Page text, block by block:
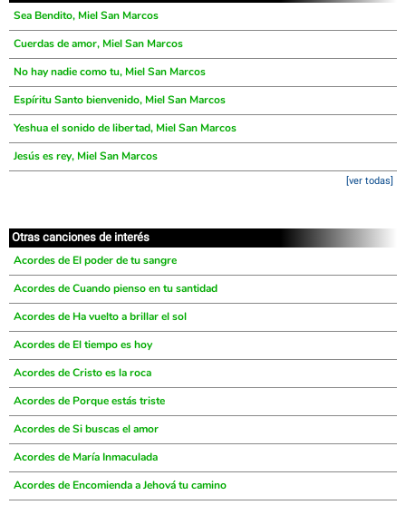
Sea Bendito, Miel San Marcos
Cuerdas de amor, Miel San Marcos
No hay nadie como tu, Miel San Marcos
Espíritu Santo bienvenido, Miel San Marcos
Yeshua el sonido de libertad, Miel San Marcos
Jesús es rey, Miel San Marcos
[ver todas]
Otras canciones de interés
Acordes de El poder de tu sangre
Acordes de Cuando pienso en tu santidad
Acordes de Ha vuelto a brillar el sol
Acordes de El tiempo es hoy
Acordes de Cristo es la roca
Acordes de Porque estás triste
Acordes de Si buscas el amor
Acordes de María Inmaculada
Acordes de Encomienda a Jehová tu camino